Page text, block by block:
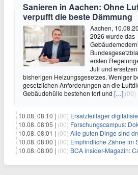
Sanieren in Aachen: Ohne
verpufft die beste Dämmung
Aachen,
2026 wurde das
ersten
Juli und
bisherigen Heizungsgesetzes. Weniger
gesetzlichen Anforderungen an die
Gebäudehülle bestehen fort und […] (00)
10.08. 08:10 | (00) Ersatzteillager digitalisieren:
10.08. 08:05 | (00) Forschungscampus: Dokumente
10.08. 08:01 | (00) Alle guten Dinge sind
10.08. 08:00 | (00) Empfindliche Zähne im Sommer? So
10.08. 08:00 | (00) BCA insider-Magazin: